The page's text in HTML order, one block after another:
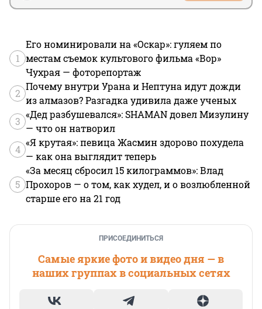
1
Его номинировали на «Оскар»: гуляем по
местам съемок культового фильма «Вор»
Чухрая — фоторепортаж
2
Почему внутри Урана и Нептуна идут дожди
из алмазов? Разгадка удивила даже ученых
3
«Дед разбушевался»: SHAMAN довел Мизулину
— что он натворил
4
«Я крутая»: певица Жасмин здорово похудела
— как она выглядит теперь
5
«За месяц сбросил 15 килограммов»: Влад
Прохоров — о том, как худел, и о возлюбленной
старше его на 21 год
ПРИСОЕДИНИТЬСЯ
Самые яркие фото и видео дня — в
наших группах в социальных сетях